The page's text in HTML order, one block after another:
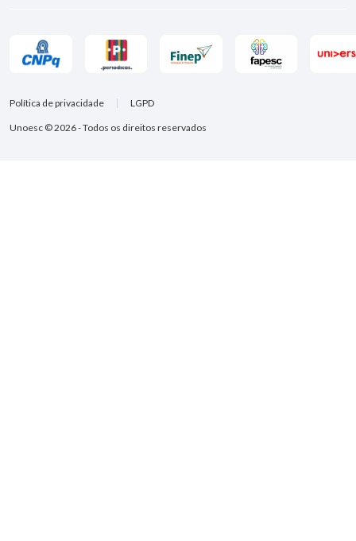
Unoesc © 2026 - Todos os direitos reservados
Política de privacidade LGPD